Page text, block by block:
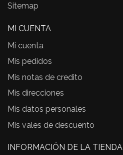
Sitemap
MI CUENTA
Mi cuenta
Mis pedidos
Mis notas de credito
Mis direcciones
Mis datos personales
Mis vales de descuento
INFORMACIÓN DE LA TIENDA